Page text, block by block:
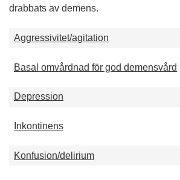
drabbats av demens.
Aggressivitet/agitation
Basal omvårdnad för god demensvård
Depression
Inkontinens
Konfusion/delirium